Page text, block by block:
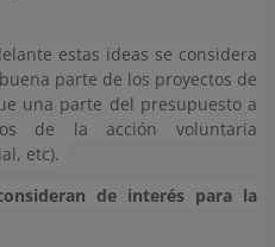
estas ideas se considera
parte de los proyectos de
una parte del presupuesto a
de la acción voluntaria
etc).
de interés para la